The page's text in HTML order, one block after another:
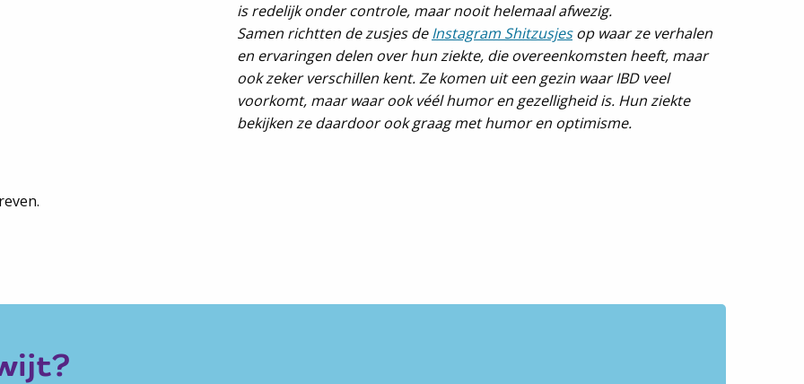
is redelijk onder controle, maar nooit helemaal afwezig.
Samen richtten de zusjes deInstagram Shitzusjesop waar ze verhalen
en ervaringen delen over hun ziekte, die overeenkomsten heeft, maar
ook zeker verschillen kent. Ze komen uit een gezin waar IBD veel
voorkomt, maar waar ook véél humor en gezelligheid is. Hun ziekte
bekijken ze daardoor ook graag met humor en optimisme.